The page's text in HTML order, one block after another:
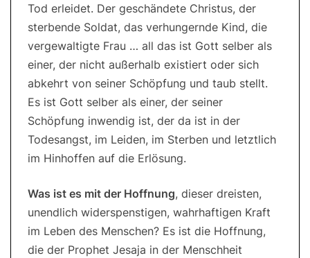
Tod erleidet. Der geschändete Christus, der
sterbende Soldat, das verhungernde Kind, die
vergewaltigte Frau … all das ist Gott selber als
einer, der nicht außerhalb existiert oder sich
abkehrt von seiner Schöpfung und taub stellt.
Es ist Gott selber als einer, der seiner
Schöpfung inwendig ist, der da ist in der
Todesangst, im Leiden, im Sterben und letztlich
im Hinhoffen auf die Erlösung.
Was ist es mit der Hoffnung, dieser dreisten,
unendlich widerspenstigen, wahrhaftigen Kraft
im Leben des Menschen? Es ist die Hoffnung,
die der Prophet Jesaja in der Menschheit